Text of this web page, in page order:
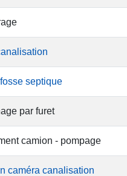
septique
par furet
camion - pompage
caméra canalisation